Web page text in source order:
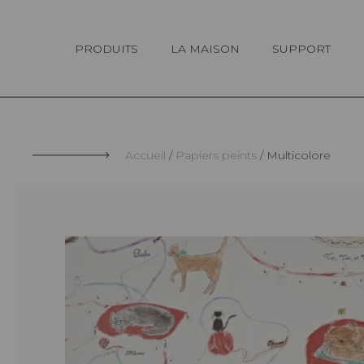
PRODUITS LA MAISON SUPPORT
Accueil Papiers peints Multicolore